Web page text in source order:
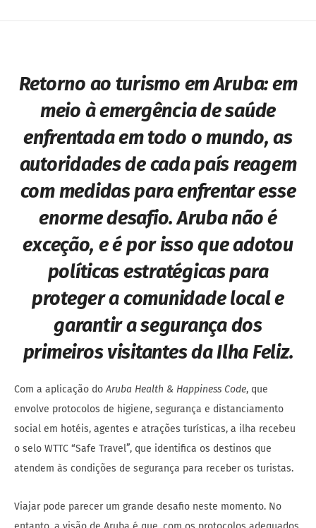
Retorno ao turismo em Aruba: em
meio à emergência de saúde
enfrentada em todo o mundo, as
autoridades de cada país reagem
com medidas para enfrentar esse
enorme desafio. Aruba não é
exceção, e é por isso que adotou
políticas estratégicas para
proteger a comunidade local e
garantir a segurança dos
primeiros visitantes da Ilha Feliz.
Com a aplicação doAruba Health & Happiness Code, que
envolve protocolos de higiene, segurança e distanciamento
social em hotéis, agentes e atrações turísticas, a ilha recebeu
o selo WTTC “Safe Travel”, que identifica os destinos que
atendem às condições de segurança para receber os turistas.
Viajar pode parecer um grande desafio neste momento. No